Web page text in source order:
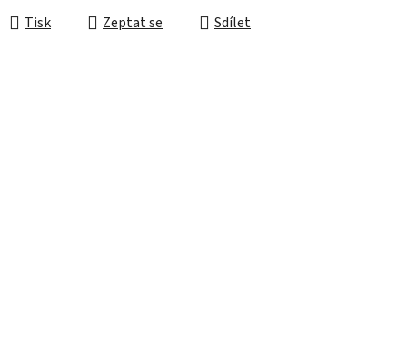
Tisk Zeptat se Sdílet